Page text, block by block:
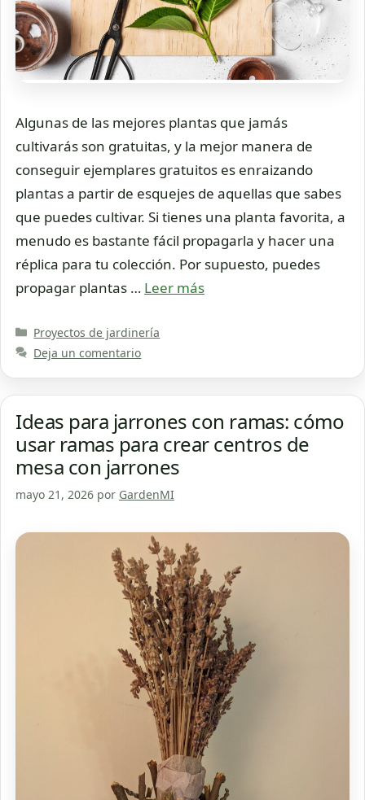
Algunas de las mejores plantas que jamás
cultivarás son gratuitas, y la mejor manera de
conseguir ejemplares gratuitos es enraizando
plantas a partir de esquejes de aquellas que sabes
que puedes cultivar. Si tienes una planta favorita, a
menudo es bastante fácil propagarla y hacer una
réplica para tu colección. Por supuesto, puedes
propagar plantas … Leer más
Categorías
Proyectos de jardinería
Deja un comentario
Ideas para jarrones con ramas: cómo
usar ramas para crear centros de
mesa con jarrones
mayo 21, 2026 por GardenMI